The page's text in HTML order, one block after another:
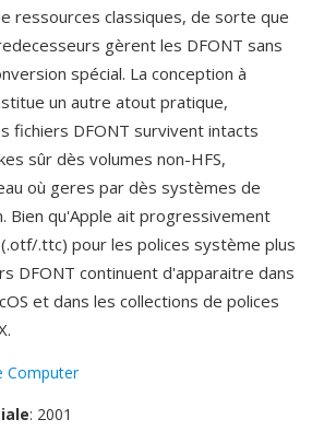
ressources classiques, de sorte que
gèrent les DFONT sans
spécial. La conception à
un autre atout pratique,
fichiers DFONT survivent intacts
sûr dès volumes non-HFS,
où geres par dès systèmes de
Bien qu'Apple ait progressivement
(.otf/.ttc) pour les polices système plus
DFONT continuent d'apparaitre dans
et dans les collections de polices
Computer
: 2001